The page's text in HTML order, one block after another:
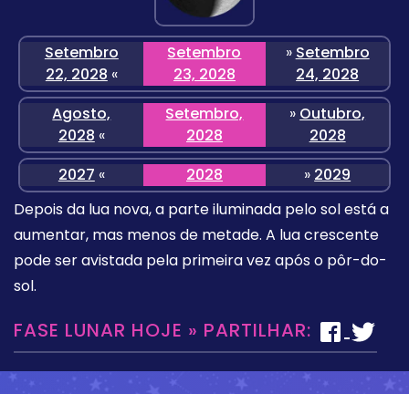
Setembro
22, 2028 «
Setembro
23, 2028
» Setembro
24, 2028
Agosto,
2028 «
Setembro,
2028
» Outubro,
2028
2027 « 2028 » 2029
Depois da lua nova, a parte iluminada pelo sol está a
aumentar, mas menos de metade. A lua crescente
pode ser avistada pela primeira vez após o pôr-do-
sol.
FASE LUNAR HOJE » PARTILHAR: